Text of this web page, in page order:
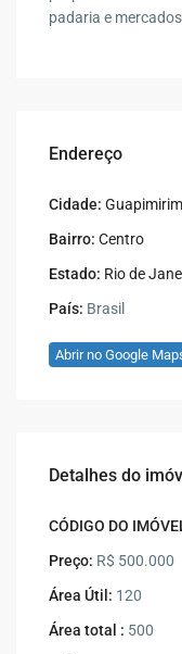
padaria e
Endereço
Cidade: Guapimirim
Bairro: Centro
Estado: Rio de
País: Brasil
Abrir no Google
Detalhes do
CÓDIGO DO
Preço: R$ 500.000
Área Útil: 120
Área total : 500